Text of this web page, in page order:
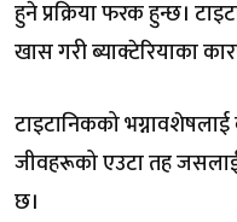
हुने प्रक्रिया फरक हुन्छ।
खास गरी ब्याक्टेरियाका
टाइटानिकको भग्नावशेषलाई
जीवहरूको एउटा तह
छ।